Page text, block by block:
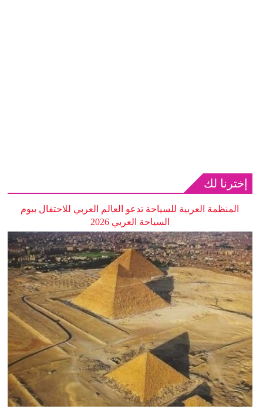
إخترنا لك
المنظمة العربية للسياحة تدعو العالم العربي للاحتفال بيوم
السياحة العربي 2026